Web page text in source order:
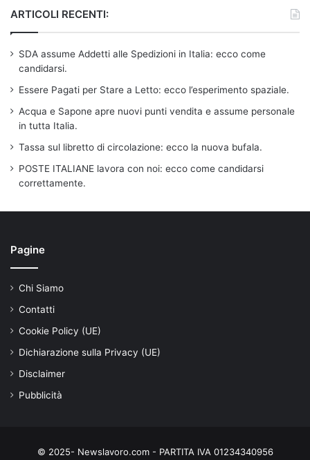
ARTICOLI RECENTI:
SDA assume Addetti alle Spedizioni in Italia: ecco come
candidarsi.
Essere Pagati per Stare a Letto: ecco l’esperimento spaziale.
Acqua e Sapone apre nuovi punti vendita e assume personale
in tutta Italia.
Tassa sul libretto di circolazione: ecco la nuova bufala.
POSTE ITALIANE lavora con noi: ecco come candidarsi
correttamente.
Pagine
Chi Siamo
Contatti
Cookie Policy (UE)
Dichiarazione sulla Privacy (UE)
Disclaimer
Pubblicità
© 2025- Newslavoro.com - PARTITA IVA 01234340956